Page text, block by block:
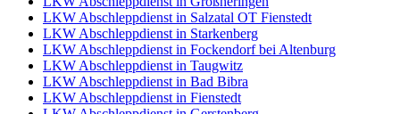
LKW Abschleppdienst in Salzatal OT Fienstedt
LKW Abschleppdienst in Starkenberg
LKW Abschleppdienst in Fockendorf bei Altenburg
LKW Abschleppdienst in Taugwitz
LKW Abschleppdienst in Bad Bibra
LKW Abschleppdienst in Fienstedt